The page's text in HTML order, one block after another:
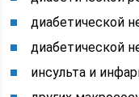
диабетической
диабетической
инсульта и